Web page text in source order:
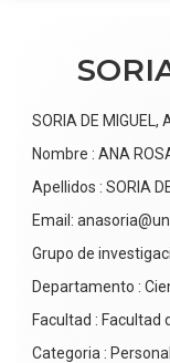
SORIA DE MIGUEL,
Nombre : ANA
Apellidos : SORIA DE
Email:
Grupo de
Departamento :
Facultad : Facultad
Categoria :